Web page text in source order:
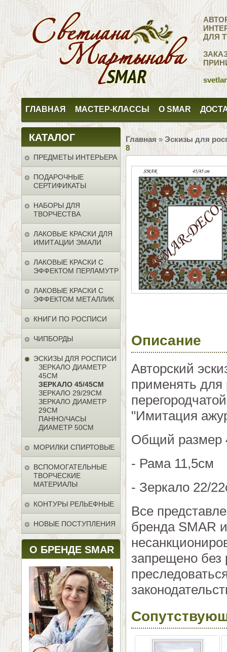
ДЛЯ
ГЛАВНАЯ МАСТЕР-КЛАССЫ О SMAR
КАТАЛОГ
ПРЕДМЕТЫ ИНТЕРЬЕРА
ПОДАРОЧНЫЕ
СЕРТИФИКАТЫ
НАБОРЫ ДЛЯ
ТВОРЧЕСТВА
ЛАКОВЫЕ КРАСКИ ДЛЯ
ИМИТАЦИИ ЭМАЛИ
ЛАКОВЫЕ КРАСКИ С
ЭФФЕКТОМ ПЕРЛАМУТР
ЛАКОВЫЕ КРАСКИ С
ЭФФЕКТОМ МЕТАЛЛИК
КНИГИ ПО РОСПИСИ
ЧИПБОРДЫ
ЭСКИЗЫ ДЛЯ РОСПИСИ
ЗЕРКАЛО ДИАМЕТР
45СМ
ЗЕРКАЛО 45/45СМ
ЗЕРКАЛО 29/29СМ
ЗЕРКАЛО ДИАМЕТР
29СМ
ПАННО/ЧАСЫ
ДИАМЕТР 50СМ
МОРИЛКИ СПИРТОВЫЕ
ВСПОМОГАТЕЛЬНЫЕ
ТВОРЧЕСКИЕ
МАТЕРИАЛЫ
КОНТУРЫ РЕЛЬЕФНЫЕ
НОВЫЕ ПОСТУПЛЕНИЯ
О БРЕНДЕ SMAR
Главная» Эскизы для
8
Описание
Авторский
применять для
"Имитация
Общий размер
- Рама 11,5см
- Зеркало 22/
Все
бренда SMAR
запрещено без